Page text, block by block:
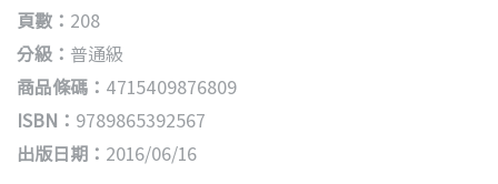
頁數： 208
分級： 普通級
商品條碼： 4715409876809
ISBN： 9789865392567
出版日期： 2016/06/16